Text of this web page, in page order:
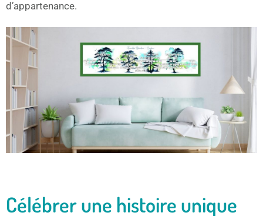
d’appartenance.
Célébrer une histoire unique